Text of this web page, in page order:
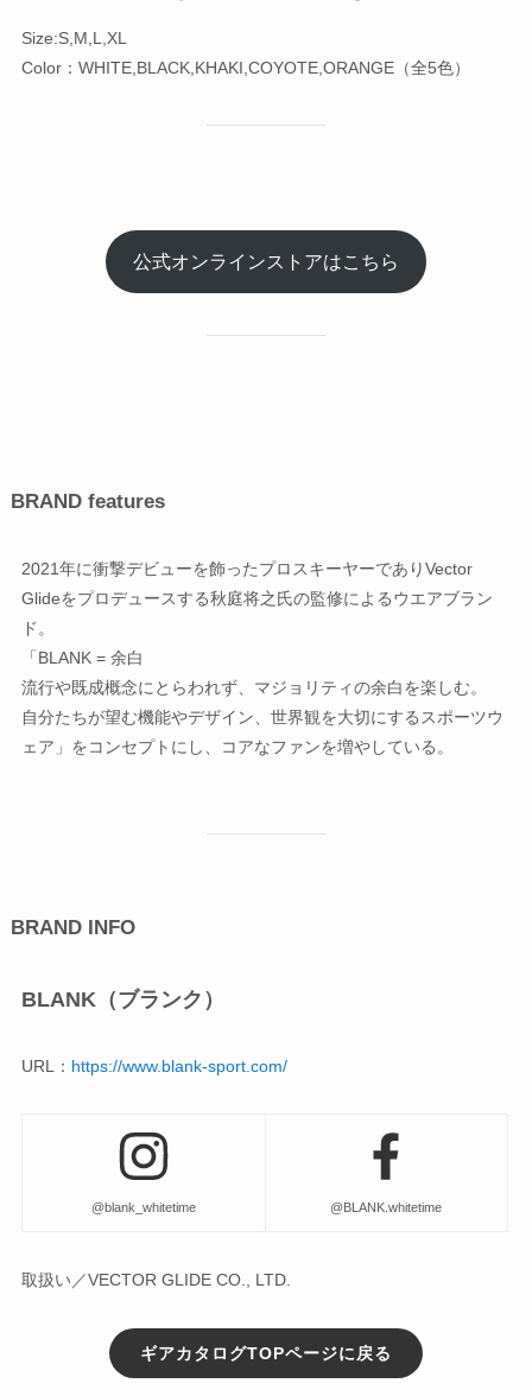
Size:S,M,L,XL
Color：WHITE,BLACK,KHAKI,COYOTE,ORANGE（全5色）
公式オンラインストアはこちら
BRAND features
2021年に衝撃デビューを飾ったプロスキーヤーでありVector
Glideをプロデュースする秋庭将之氏の監修によるウエアブラン
ド。
「BLANK = 余白
流行や既成概念にとらわれず、マジョリティの余白を楽しむ。
自分たちが望む機能やデザイン、世界観を大切にするスポーツウ
ェア」をコンセプトにし、コアなファンを増やしている。
BRAND INFO
BLANK（ブランク）
URL： https://www.blank-sport.com/
@blank_whitetime @BLANK.whitetime
取扱い／VECTOR GLIDE CO., LTD.
ギアカタログTOPページに戻る